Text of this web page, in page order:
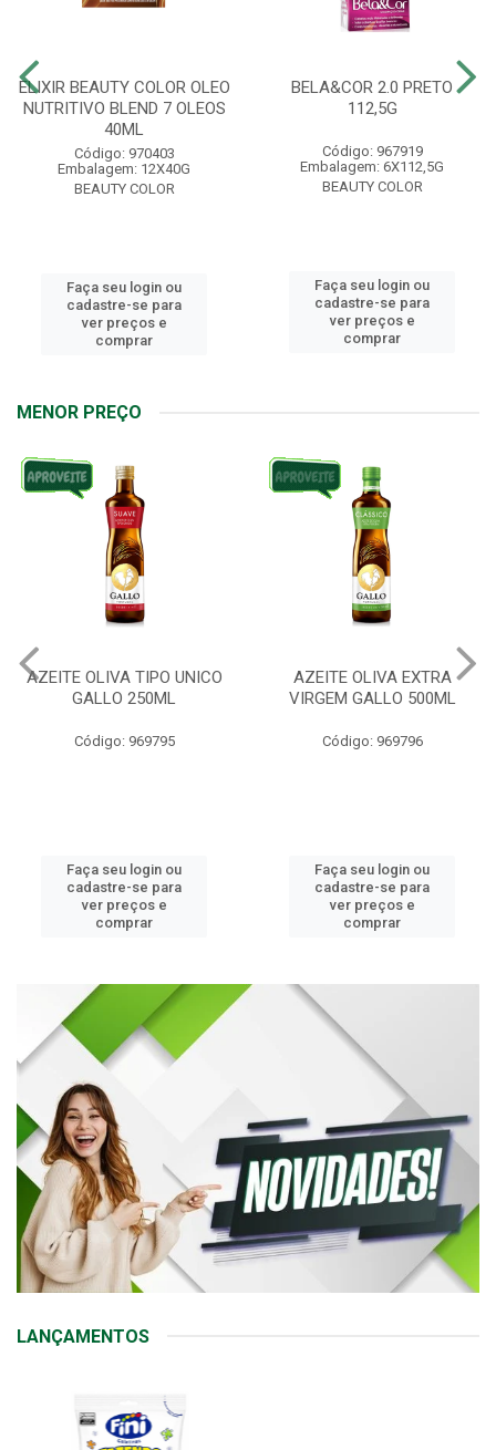
ELIXIR BEAUTY COLOR OLEO
NUTRITIVO BLEND 7 OLEOS
40ML
Código: 970403
Embalagem: 12X40G
BEAUTY COLOR
Faça seu login ou
cadastre-se para
ver preços e
comprar
BELA&COR 2.0 PRETO
112,5G
Código: 967919
Embalagem: 6X112,5G
BEAUTY COLOR
Faça seu login ou
cadastre-se para
ver preços e
comprar
MENOR PREÇO
AZEITE OLIVA TIPO UNICO
GALLO 250ML
Código: 969795
Faça seu login ou
cadastre-se para
ver preços e
comprar
AZEITE OLIVA EXTRA
VIRGEM GALLO 500ML
Código: 969796
Faça seu login ou
cadastre-se para
ver preços e
comprar
LANÇAMENTOS